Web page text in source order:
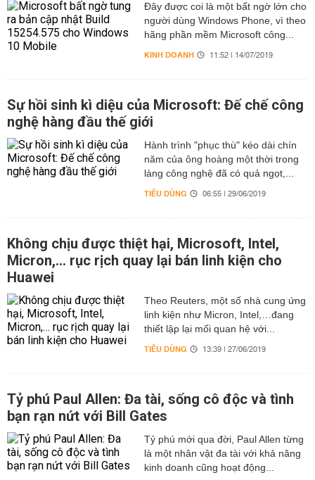
Đây được coi là một bất ngờ lớn cho
người dùng Windows Phone, vì theo
hãng phần mềm Microsoft công...
KINH DOANH 11:52 | 14/07/2019
Sự hồi sinh kì diệu của Microsoft: Đế chế công
nghệ hàng đầu thế giới
Hành trình "phục thù" kéo dài chín
năm của ông hoàng một thời trong
làng công nghệ đã có quả ngọt,...
TIÊU DÙNG 06:55 | 29/06/2019
Không chịu được thiệt hại, Microsoft, Intel,
Micron,… rục rịch quay lại bán linh kiện cho
Huawei
Theo Reuters, một số nhà cung ứng
linh kiện như Micron, Intel,…đang
thiết lập lại mối quan hệ với...
TIÊU DÙNG 13:39 | 27/06/2019
Tỷ phú Paul Allen: Đa tài, sống cô độc và tình
bạn rạn nứt với Bill Gates
Tỷ phú mới qua đời, Paul Allen từng
là một nhân vật đa tài với khả năng
kinh doanh cũng hoạt động...